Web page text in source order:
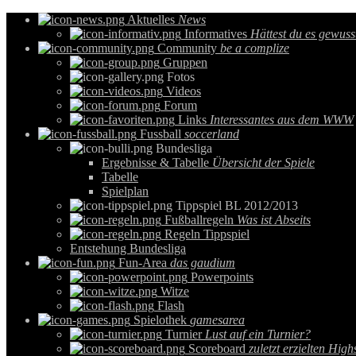
Aktuelles News
Informatives Hättest du es
Community be a complize
Gruppen
Fotos
Videos
Forum
Links Interessantes aus dem WWW
Fussball soccerland
Bundesliga
Ergebnisse & Tabelle Übersicht der Spiele
Tabelle
Spielplan
Tippspiel BL 2012/2013
Fußballregeln Was ist Abseits
Regeln Tippspiel
Entstehung Bundesliga
Fun-Area das gaudium
Powerpoints
Witze
Flash
Spielothek gamesarea
Turnier Lust auf ein Turnier?
Scoreboard zuletzt erzielten